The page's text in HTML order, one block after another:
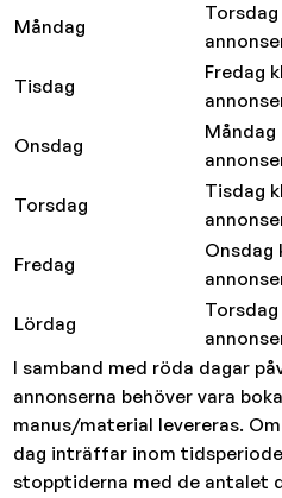
Måndag
Torsdag
Tisdag
Fredag
Onsdag
Måndag
Torsdag
Tisdag
Fredag
Onsdag
Lördag
Torsdag
I samband med röda dagar
annonserna behöver vara
manus/material levereras.
dag inträffar inom
stopptiderna med de antalet